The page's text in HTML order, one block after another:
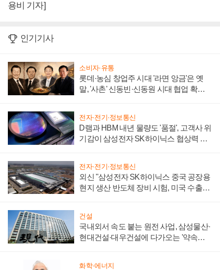
용비 기자]
인기기사
소비자·유통
롯데·농심 창업주 시대 '라면 앙금'은 옛
말, '사촌' 신동빈·신동원 시대 협업 확대
전자·전기·정보통신
D램과 HBM 내년 물량도 '품절', 고객사 위
기감이 삼성전자 SK하이닉스 협상력 더
전자·전기·정보통신
외신 "삼성전자 SK하이닉스 중국 공장용
현지 생산 반도체 장비 시험, 미국 수출통
건설
국내외서 속도 붙는 원전 사업, 삼성물산·
현대건설·대우건설에 다가오는 '약속의
화학·에너지